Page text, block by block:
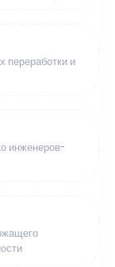
переработки и
инженеров-